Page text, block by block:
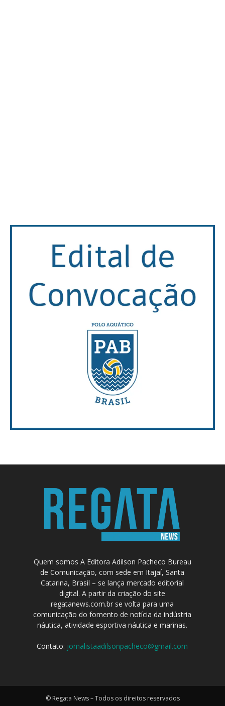
Quem somos A Editora Adilson Pacheco Bureau
de Comunicação, com sede em Itajaí, Santa
Catarina, Brasil – se lança mercado editorial
digital. A partir da criação do site
regatanews.com.br se volta para uma
comunicação do fomento de notícia da indústria
náutica, atividade esportiva náutica e marinas.
Contato: jornalistaadilsonpacheco@gmail.com
© Regata News – Todos os direitos reservados